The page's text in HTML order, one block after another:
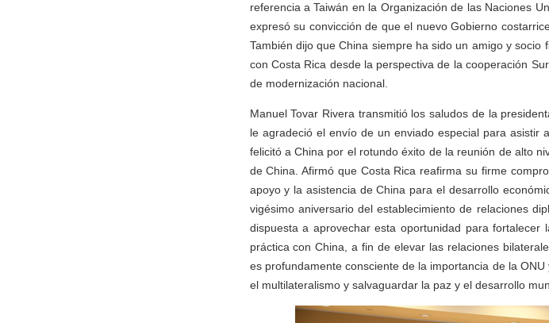
referencia a Taiwán en la Organización de las Naciones
expresó su convicción de que el nuevo Gobierno
También dijo que China siempre ha sido un amigo y
con Costa Rica desde la perspectiva de la cooperación
de modernización nacional.
Manuel Tovar Rivera transmitió los saludos de la
le agradeció el envío de un enviado especial para asistir
felicitó a China por el rotundo éxito de la reunión de alto
de China. Afirmó que Costa Rica reafirma su firme
apoyo y la asistencia de China para el desarrollo
vigésimo aniversario del establecimiento de relaciones
dispuesta a aprovechar esta oportunidad para
práctica con China, a fin de elevar las relaciones
es profundamente consciente de la importancia de la
el multilateralismo y salvaguardar la paz y el desarrollo